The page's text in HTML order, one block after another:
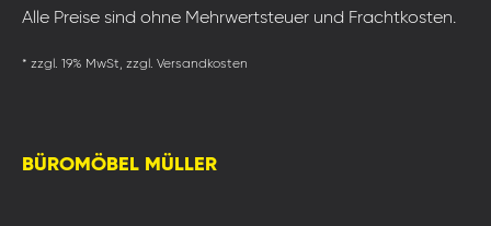
Alle Preise sind ohne Mehrwertsteuer und Frachtkosten.
* zzgl. 19% MwSt, zzgl. Versandkosten
BÜROMÖBEL MÜLLER